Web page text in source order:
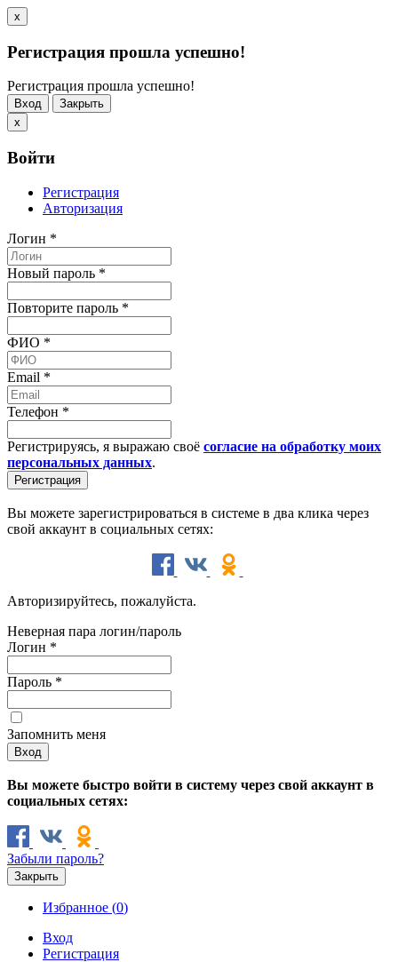
x
Регистрация прошла успешно!
Регистрация прошла успешно!
Вход
Закрыть
x
Войти
Регистрация
Авторизация
Логин *
Новый пароль *
Повторите пароль *
ФИО *
Email *
Телефон *
Регистрируясь, я выражаю своё согласие на обработку моих
персональных данных.
Вы можете зарегистрироваться в системе в два клика через
свой аккаунт в социальных сетях:
Авторизируйтесь, пожалуйста.
Неверная пара логин/пароль
Логин *
Пароль *
Запомнить меня
Вы можете быстро войти в систему через свой аккаунт в
социальных сетях:
Забыли пароль?
Закрыть
Избранное (0)
Вход
Регистрация